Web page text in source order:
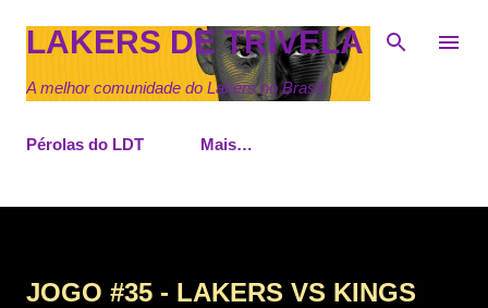
Pular para o conteúdo principal
LAKERS DE TRIVELA
A melhor comunidade do Lakers no Brasil
Pérolas do LDT Mais…
JOGO #35 - LAKERS VS KINGS